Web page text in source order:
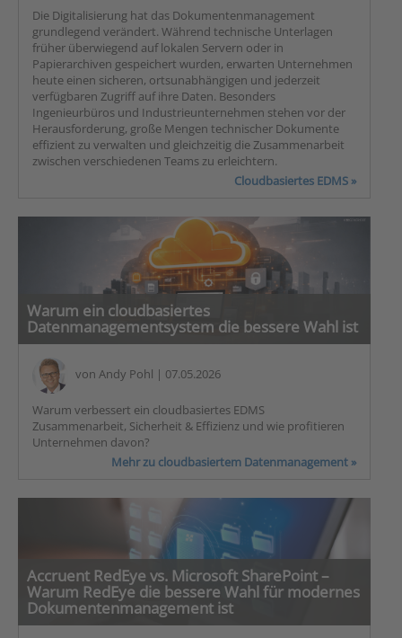
Die Digitalisierung hat das Dokumentenmanagement
grundlegend verändert. Während technische Unterlagen
früher überwiegend auf lokalen Servern oder in
Papierarchiven gespeichert wurden, erwarten Unternehmen
heute einen sicheren, ortsunabhängigen und jederzeit
verfügbaren Zugriff auf ihre Daten. Besonders
Ingenieurbüros und Industrieunternehmen stehen vor der
Herausforderung, große Mengen technischer Dokumente
effizient zu verwalten und gleichzeitig die Zusammenarbeit
zwischen verschiedenen Teams zu erleichtern.
Cloudbasiertes EDMS »
Warum ein cloudbasiertes
Datenmanagementsystem die bessere Wahl ist
von Andy Pohl | 07.05.2026
Warum verbessert ein cloudbasiertes EDMS
Zusammenarbeit, Sicherheit & Effizienz und wie profitieren
Unternehmen davon?
Mehr zu cloudbasiertem Datenmanagement »
Accruent RedEye vs. Microsoft SharePoint –
Warum RedEye die bessere Wahl für modernes
Dokumentenmanagement ist